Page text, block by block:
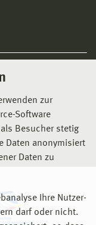
zur
Software
Besucher stetig
Daten anonymisiert
Daten zu
Ihre Nutzer-
darf oder nicht.